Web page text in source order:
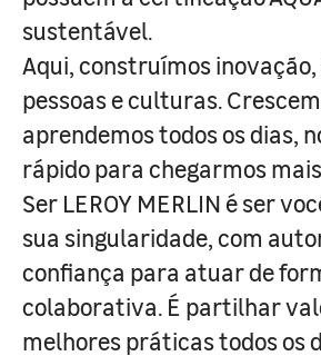
sustentável.
Aqui, construímos
pessoas e culturas.
aprendemos todos os dias,
rápido para chegarmos
Ser LEROY MERLIN é ser
sua singularidade, com
confiança para atuar de
colaborativa. É partilhar
melhores práticas todos os